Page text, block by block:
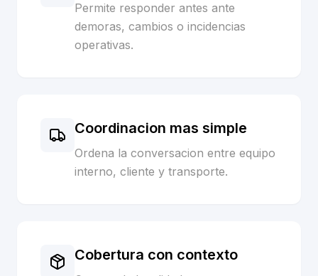
Permite responder antes ante
demoras, cambios o incidencias
operativas.
Coordinacion mas simple
Ordena la conversacion entre equipo
interno, cliente y transporte.
Cobertura con contexto